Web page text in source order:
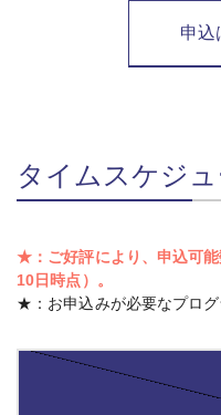
申込
タイムスケジ
★：ご好評により、申込可能
10日時点）。
★：お申込みが必要なプログ